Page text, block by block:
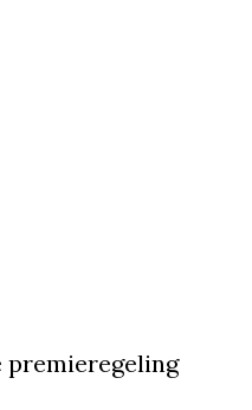
premieregeling